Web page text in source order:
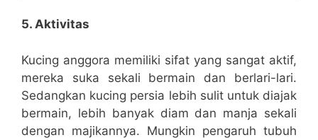
5. Aktivitas
Kucing anggora memiliki sifat yang sangat aktif,
mereka suka sekali bermain dan berlari-lari.
Sedangkan kucing persia lebih sulit untuk diajak
bermain, lebih banyak diam dan manja sekali
dengan majikannya. Mungkin pengaruh tubuh